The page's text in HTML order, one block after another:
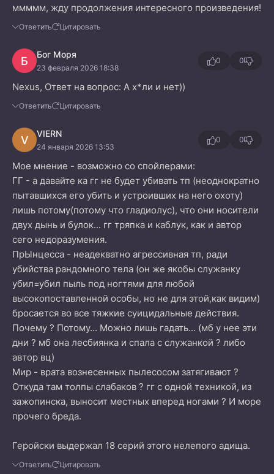
ммммм, жду продолжения интересного произведения!
Ответить Цитировать
Б Бог Моря
23 февраля 2026 18:38
0 0
Nexus, Ответ на вопрос: А х*ли и нет))
Ответить Цитировать
V VIERN
24 января 2026 13:53
0 0
Мое мнение - возможно со спойлерами:
ГГ - а давайте ка гг не будет убивать тп (неоднократно
пытавшихся его убить и устроивших на него охоту)
лишь потому(потому что гладиолус), что они носители
двух дынь и булок... гг тряпка и каблук, как и автор
сего недоразумения.
ПрЫнцесса - неадекватно агрессивная тп, ради
убийства рандомного тела (он же якобы служанку
убил=убил пыль под ногтями для любой
высокопоставленной особы, но не для этой,как видим)
бросается во все тяжкие суицидальные действия.
Почему ? Потому... Можно лишь гадать... (мб у нее эти
дни ? мб она лесбиянка и спала с служанкой ? либо
автор вц)
Мир - врата вознесенных пылесосом затягивают ?
Откуда там толпы слабаков ? гг с одной техникой, из
зажопинска, выносит местных вперед ногами ? И море
прочего бреда.
Геройски выдержал 18 серий этого нелепого адища.
Ответить Цитировать